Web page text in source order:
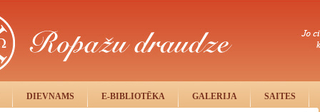
DIEVNAMS E-BIBLIOTĒKA GALERIJA SAITES